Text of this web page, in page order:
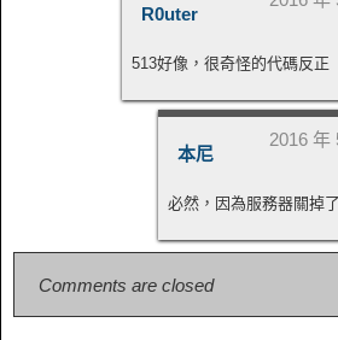
R0uter
513好像，很奇怪的代碼反正
本尼
2016 年
必然，因為服務器關掉
Comments are closed